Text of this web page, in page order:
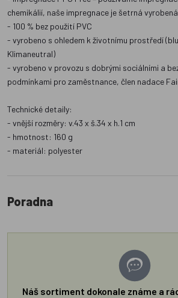
chemikálií, naše impregnace je šetrná
- 100 % bez použití PVC
- vyrobeno s ohledem k životnímu prostředí
Klimaneutral)
- vyrobeno v provozu s dobrými sociálními a
podmínkami pro zaměstnance, člen nadace
Technické detaily:
- vnější rozměry: v.43 x š.34 x h.1 cm
- hmotnost: 160 g
- materiál: polyester
Poradna
Náš sortiment dokonale známe a